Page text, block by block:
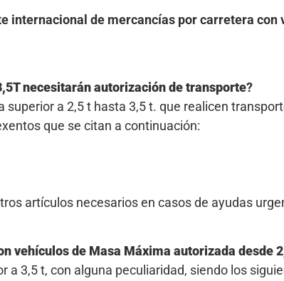
de mercancías por carretera
necesitarán autorización de transporte?
a 2,5 t hasta 3,5 t. que realicen
que se citan a continuación:
artículos necesarios en casos de ayudas
vehículos de Masa Máxima autorizada desde
3,5 t, con alguna peculiaridad, siendo los